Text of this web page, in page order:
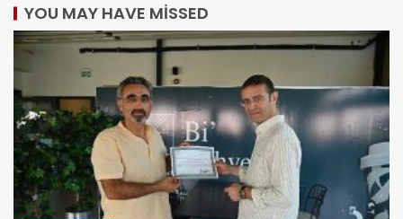
YOU MAY HAVE MISSED